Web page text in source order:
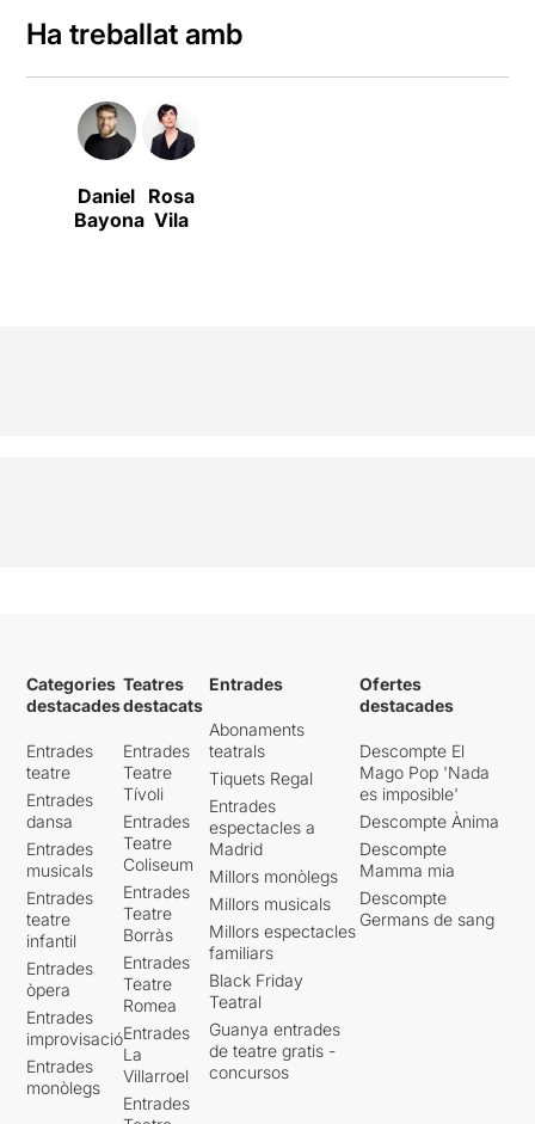
Ha treballat amb
Daniel
Bayona
Rosa
Vila
Categories
destacades
Entrades
teatre
Entrades
dansa
Entrades
musicals
Entrades
teatre
infantil
Entrades
òpera
Entrades
improvisació
Entrades
monòlegs
Teatres
destacats
Entrades
Teatre
Tívoli
Entrades
Teatre
Coliseum
Entrades
Teatre
Borràs
Entrades
Teatre
Romea
Entrades
La
Villarroel
Entrades
Entrades
Abonaments
teatrals
Tiquets Regal
Entrades
espectacles a
Madrid
Millors monòlegs
Millors musicals
Millors espectacles
familiars
Black Friday
Teatral
Guanya entrades
de teatre gratis -
concursos
Ofertes
destacades
Descompte El
Mago Pop 'Nada
es imposible'
Descompte Ànima
Descompte
Mamma mia
Descompte
Germans de sang